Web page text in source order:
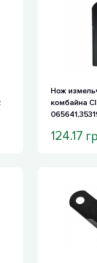
Нож
комбайна
124.17